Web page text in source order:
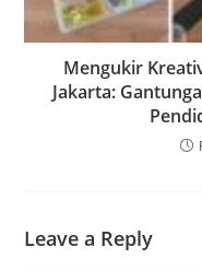
Mengukir
Jakarta:
Leave a Reply